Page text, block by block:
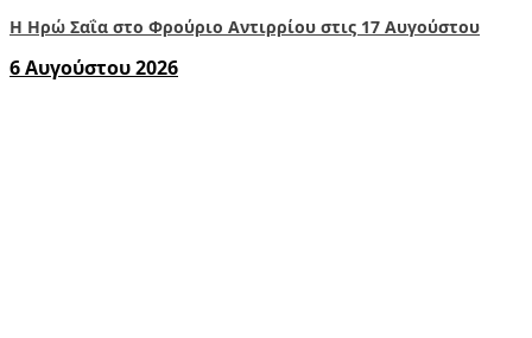
Η Ηρώ Σαΐα στο Φρούριο Αντιρρίου στις 17 Αυγούστου
6 Αυγούστου 2026